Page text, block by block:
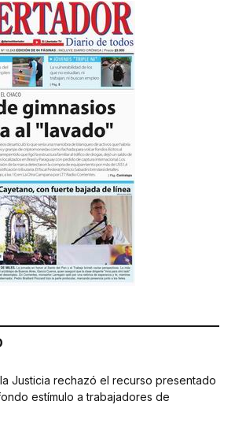
Justicia rechazó el recurso presentado
estímulo a trabajadores de